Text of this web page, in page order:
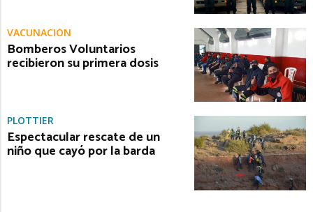
VACUNACIÓN
Bomberos Voluntarios
recibieron su primera dosis
PLOTTIER
Espectacular rescate de un
niño que cayó por la barda